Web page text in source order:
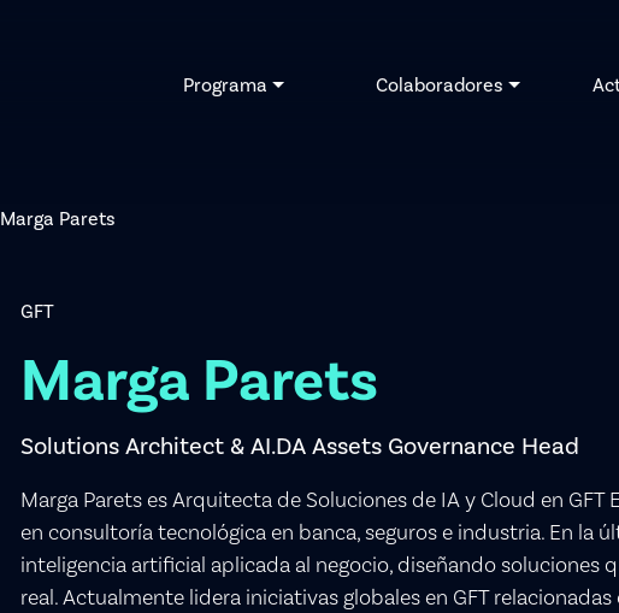
Programa Colaboradores
Marga Parets
GFT
Marga Parets
Solutions Architect & AI.DA Assets Governance Head
Marga Parets es Arquitecta de Soluciones de IA y Cloud en
en consultoría tecnológica en banca, seguros e industria. En la
inteligencia artificial aplicada al negocio, diseñando
real. Actualmente lidera iniciativas globales en GFT